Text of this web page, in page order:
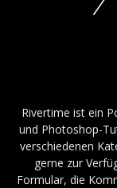
Rivertime ist ein
und Photoshop-
verschiedenen
gerne zur
Formular, die